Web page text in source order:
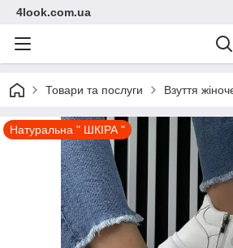
4look.com.ua
Товари та послуги Взуття
Натуральна " ШКІРА "